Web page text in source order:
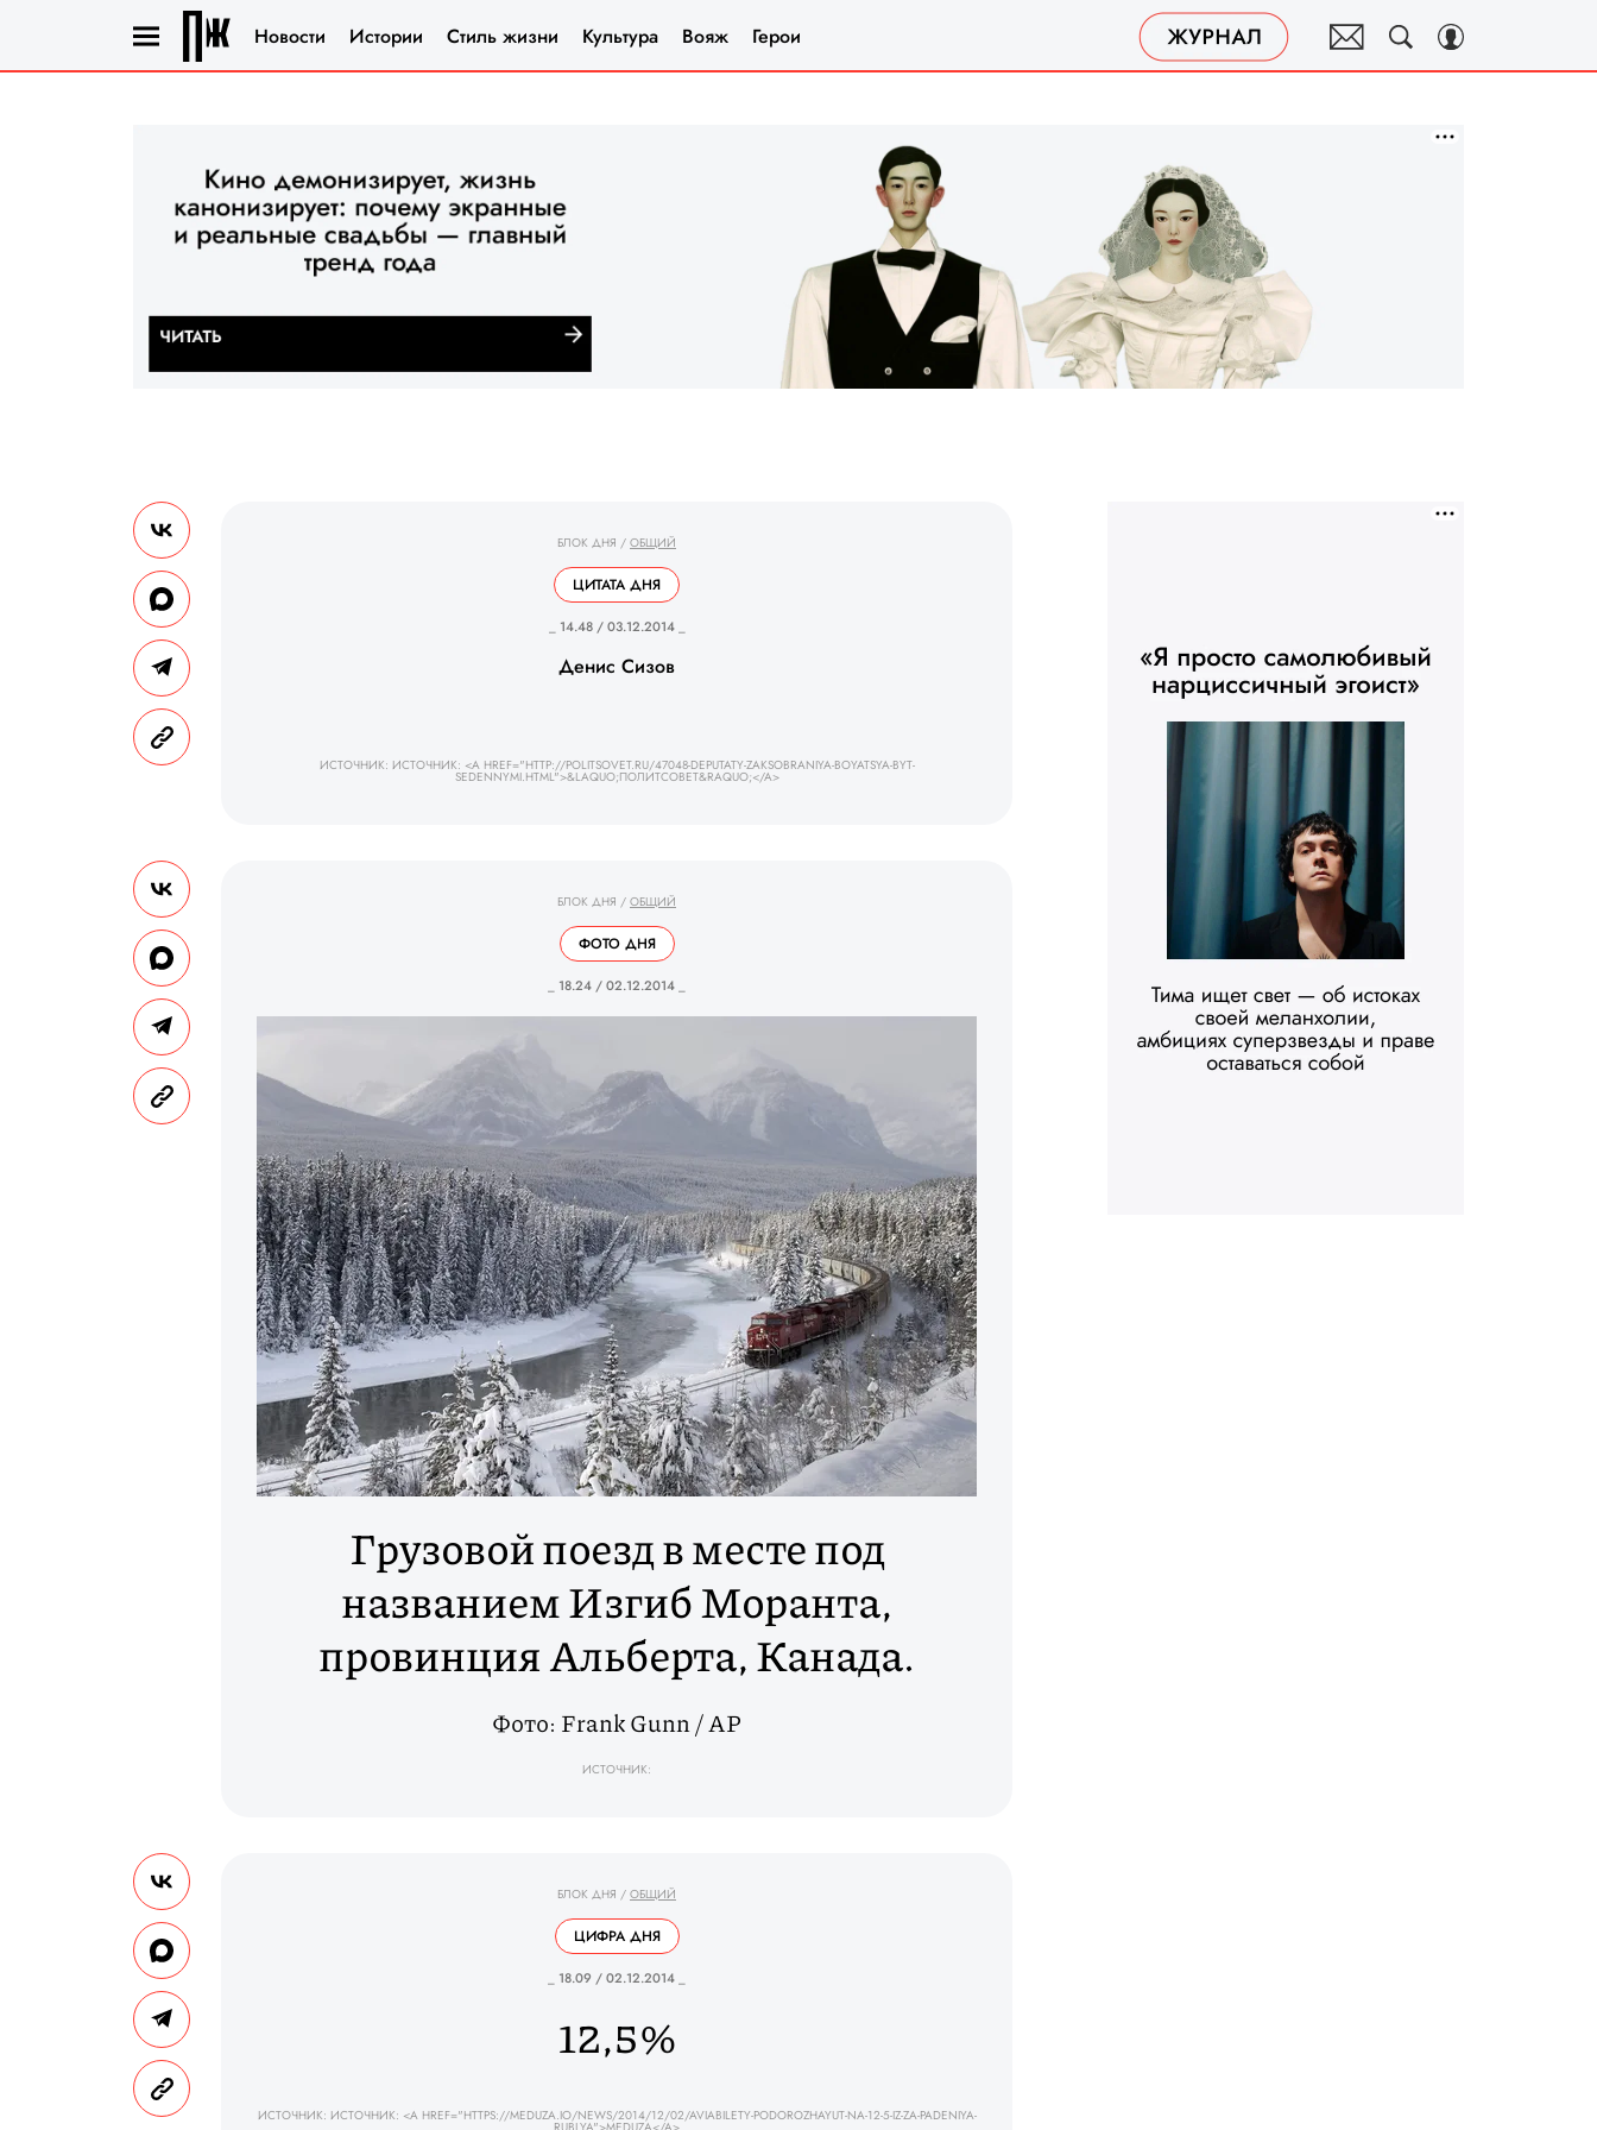
Новости Истории Стиль жизни Культура Вояж Герои
БЛОК ДНЯ / ОБЩИЙ
ЦИТАТА ДНЯ
_ 14.48 / 03.12.2014 _
Денис Сизов
ИСТОЧНИК: ИСТОЧНИК: <A HREF="HTTP://POLITSOVET.RU/47048-DEPUTATY-ZAKSOBRANIYA-BOYATSYA-BYT-
SEDENNYMI.HTML">&LAQUO;ПОЛИТСОВЕТ&RAQUO;</A>
БЛОК ДНЯ / ОБЩИЙ
ФОТО ДНЯ
_ 18.24 / 02.12.2014 _
Грузовой поезд в месте под
названием Изгиб Моранта,
провинция Альберта, Канада.
Фото: Frank Gunn / AP
ИСТОЧНИК:
БЛОК ДНЯ / ОБЩИЙ
ЦИФРА ДНЯ
_ 18.09 / 02.12.2014 _
12,5%
ИСТОЧНИК: ИСТОЧНИК: <A HREF="HTTPS://MEDUZA.IO/NEWS/2014/12/02/AVIABILETY-PODOROZHAYUT-NA-12-5-IZ-ZA-PADENIYA-